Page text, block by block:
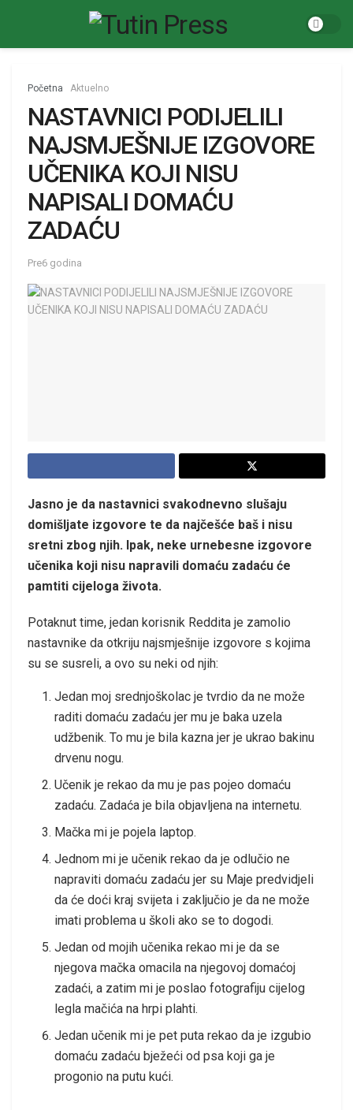
Početna Aktuelno
NASTAVNICI PODIJELILI
NAJSMJEŠNIJE IZGOVORE
UČENIKA KOJI NISU
NAPISALI DOMAĆU
ZADAĆU
Pre6 godina
Jasno je da nastavnici svakodnevno slušaju
domišljate izgovore te da najčešće baš i nisu
sretni zbog njih. Ipak, neke urnebesne izgovore
učenika koji nisu napravili domaću zadaću će
pamtiti cijeloga života.
Potaknut time, jedan korisnik Reddita je zamolio
nastavnike da otkriju najsmješnije izgovore s kojima
su se susreli, a ovo su neki od njih:
Jedan moj srednjoškolac je tvrdio da ne može
raditi domaću zadaću jer mu je baka uzela
udžbenik. To mu je bila kazna jer je ukrao bakinu
drvenu nogu.
Učenik je rekao da mu je pas pojeo domaću
zadaću. Zadaća je bila objavljena na internetu.
Mačka mi je pojela laptop.
Jednom mi je učenik rekao da je odlučio ne
napraviti domaću zadaću jer su Maje predvidjeli
da će doći kraj svijeta i zaključio je da ne može
imati problema u školi ako se to dogodi.
Jedan od mojih učenika rekao mi je da se
njegova mačka omacila na njegovoj domaćoj
zadaći, a zatim mi je poslao fotografiju cijelog
legla mačića na hrpi plahti.
Jedan učenik mi je pet puta rekao da je izgubio
domaću zadaću bježeći od psa koji ga je
progonio na putu kući.